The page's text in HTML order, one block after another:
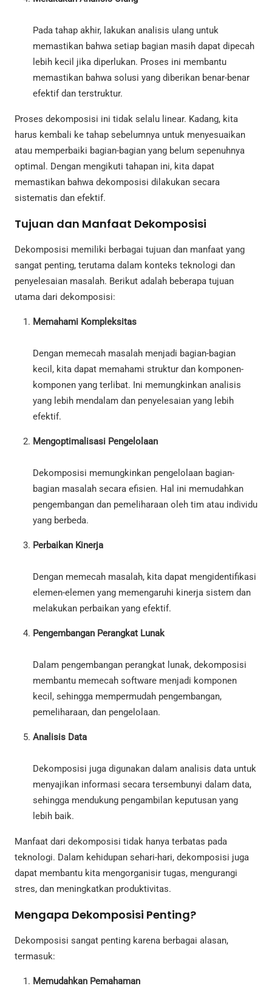
Pada tahap akhir, lakukan analisis ulang untuk
memastikan bahwa setiap bagian masih dapat dipecah
lebih kecil jika diperlukan. Proses ini membantu
memastikan bahwa solusi yang diberikan benar-benar
efektif dan terstruktur.
Proses dekomposisi ini tidak selalu linear. Kadang, kita
harus kembali ke tahap sebelumnya untuk menyesuaikan
atau memperbaiki bagian-bagian yang belum sepenuhnya
optimal. Dengan mengikuti tahapan ini, kita dapat
memastikan bahwa dekomposisi dilakukan secara
sistematis dan efektif.
Tujuan dan Manfaat Dekomposisi
Dekomposisi memiliki berbagai tujuan dan manfaat yang
sangat penting, terutama dalam konteks teknologi dan
penyelesaian masalah. Berikut adalah beberapa tujuan
utama dari dekomposisi:
Memahami Kompleksitas
Dengan memecah masalah menjadi bagian-bagian
kecil, kita dapat memahami struktur dan komponen-
komponen yang terlibat. Ini memungkinkan analisis
yang lebih mendalam dan penyelesaian yang lebih
efektif.
Mengoptimalisasi Pengelolaan
Dekomposisi memungkinkan pengelolaan bagian-
bagian masalah secara efisien. Hal ini memudahkan
pengembangan dan pemeliharaan oleh tim atau individu
yang berbeda.
Perbaikan Kinerja
Dengan memecah masalah, kita dapat mengidentifikasi
elemen-elemen yang memengaruhi kinerja sistem dan
melakukan perbaikan yang efektif.
Pengembangan Perangkat Lunak
Dalam pengembangan perangkat lunak, dekomposisi
membantu memecah software menjadi komponen
kecil, sehingga mempermudah pengembangan,
pemeliharaan, dan pengelolaan.
Analisis Data
Dekomposisi juga digunakan dalam analisis data untuk
menyajikan informasi secara tersembunyi dalam data,
sehingga mendukung pengambilan keputusan yang
lebih baik.
Manfaat dari dekomposisi tidak hanya terbatas pada
teknologi. Dalam kehidupan sehari-hari, dekomposisi juga
dapat membantu kita mengorganisir tugas, mengurangi
stres, dan meningkatkan produktivitas.
Mengapa Dekomposisi Penting?
Dekomposisi sangat penting karena berbagai alasan,
termasuk:
Memudahkan Pemahaman